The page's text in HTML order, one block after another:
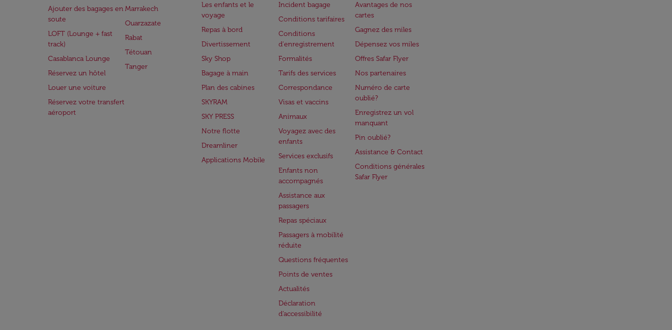
Ajouter des bagages en
soute
LOFT (Lounge + fast
track)
Casablanca Lounge
Réservez un hôtel
Louer une voiture
Réservez votre transfert
aéroport
Marrakech
Ouarzazate
Rabat
Tétouan
Tanger
Les enfants et le
voyage
Repas à bord
Divertissement
Sky Shop
Bagage à main
Plan des cabines
SKYRAM
SKY PRESS
Notre flotte
Dreamliner
Applications Mobile
Incident bagage
Conditions tarifaires
Conditions
d'enregistrement
Formalités
Tarifs des services
Correspondance
Visas et vaccins
Animaux
Voyagez avec des
enfants
Services exclusifs
Enfants non
accompagnés
Assistance aux
passagers
Repas spéciaux
Passagers à mobilité
réduite
Questions fréquentes
Points de ventes
Actualités
Déclaration
d’accessibilité
Avantages de nos
cartes
Gagnez des miles
Dépensez vos miles
Offres Safar Flyer
Nos partenaires
Numéro de carte
oublié?
Enregistrez un vol
manquant
Pin oublié?
Assistance & Contact
Conditions générales
Safar Flyer